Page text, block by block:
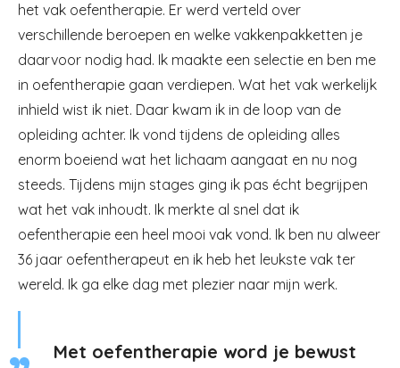
het vak oefentherapie. Er werd verteld over
verschillende beroepen en welke vakkenpakketten je
daarvoor nodig had. Ik maakte een selectie en ben me
in oefentherapie gaan verdiepen. Wat het vak werkelijk
inhield wist ik niet. Daar kwam ik in de loop van de
opleiding achter. Ik vond tijdens de opleiding alles
enorm boeiend wat het lichaam aangaat en nu nog
steeds. Tijdens mijn stages ging ik pas écht begrijpen
wat het vak inhoudt. Ik merkte al snel dat ik
oefentherapie een heel mooi vak vond. Ik ben nu alweer
36 jaar oefentherapeut en ik heb het leukste vak ter
wereld. Ik ga elke dag met plezier naar mijn werk.
Met oefentherapie word je bewust